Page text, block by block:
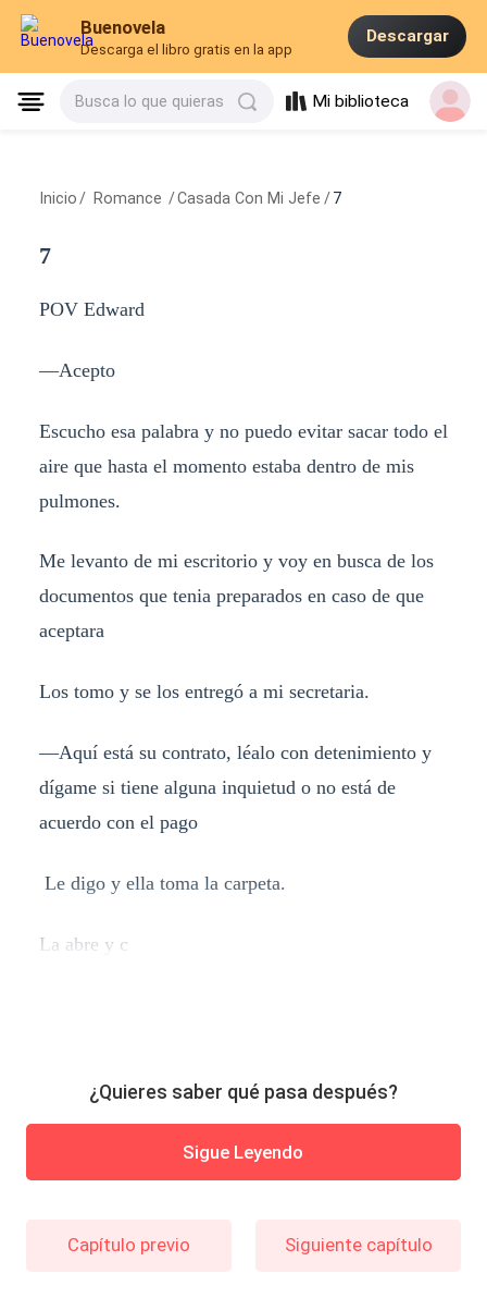
Buenovela
Descarga el libro gratis en la app
Descargar
Busca lo que quieras Mi biblioteca
Inicio / Romance /Casada Con Mi Jefe / 7
7
POV Edward
—Acepto
Escucho esa palabra y no puedo evitar sacar todo el
aire que hasta el momento estaba dentro de mis
pulmones.
Me levanto de mi escritorio y voy en busca de los
documentos que tenia preparados en caso de que
aceptara
Los tomo y se los entregó a mi secretaria.
—Aquí está su contrato, léalo con detenimiento y
dígame si tiene alguna inquietud o no está de
acuerdo con el pago
Le digo y ella toma la carpeta.
La abre y c
¿Quieres saber qué pasa después?
Sigue Leyendo
Capítulo previo Siguiente capítulo